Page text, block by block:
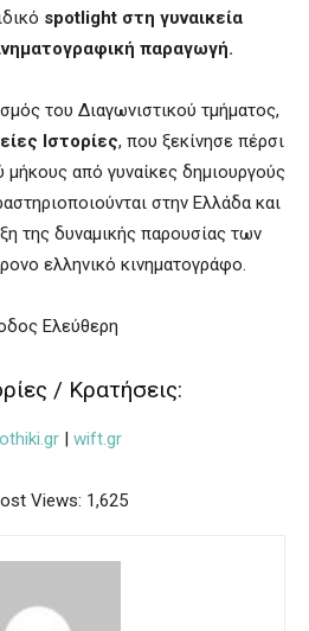
spotlight στη γυναικεία
παραγωγή.
του Διαγωνιστικού τμήματος,
Ιστορίες, που ξεκίνησε πέρσι
μήκους από γυναίκες δημιουργούς
στην Ελλάδα και
της δυναμικής παρουσίας των
ελληνικό κινηματογράφο.
Ελεύθερη
/ Κρατήσεις:
| wift.gr
Views: 1,625